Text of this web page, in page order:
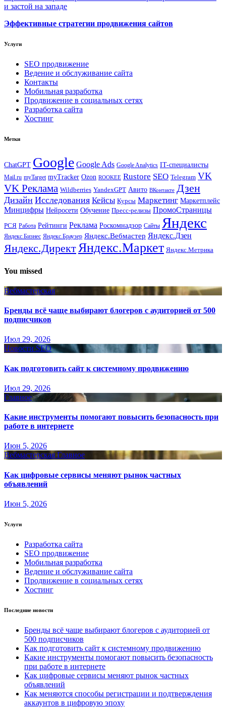
и застой на западе
Эффективные стратегии продвижения сайтов
Услуги
SEO продвижение
Ведение и обслуживание сайта
Контакты
Мобильная разработка
Продвижение в социальных сетях
Разработка сайта
Хостинг
Метки
ChatGPT Google Google Ads Google Analytics IT-специалисты
Mail.ru myTarget myTracker Ozon ROOKEE Rustore SEO Telegram VK
VK Реклама Wildberries YandexGPT Авито ВКонтакте Дзен
Дизайн Исследования Кейсы Курсы Маркетинг Маркетплейс
Минцифры Нейросети Обучение Пресс-релизы ПромоСтраницы
РСЯ Работа Рейтинги Реклама Роскомнадзор Сайты Яндекс
Яндекс.Бизнес Яндекс.Браузер Яндекс.Вебмастер Яндекс.Дзен
Яндекс.ДиректЯндекс.Маркет Яндекс.Метрика
You missed
Вебмастерская
Бренды всё чаще выбирают блогеров с аудиторией от 500
подписчиков
Июл 29, 2026
Новости SEO
Как подготовить сайт к системному продвижению
Июл 29, 2026
Главное
Какие инструменты помогают повысить безопасность при
работе в интернете
Июн 5, 2026
Вебмастерская Главное
Как цифровые сервисы меняют рынок частных
объявлений
Июн 5, 2026
Услуги
Разработка сайта
SEO продвижение
Мобильная разработка
Ведение и обслуживание сайта
Продвижение в социальных сетях
Хостинг
Последние новости
Бренды всё чаще выбирают блогеров с аудиторией от
500 подписчиков
Как подготовить сайт к системному продвижению
Какие инструменты помогают повысить безопасность
при работе в интернете
Как цифровые сервисы меняют рынок частных
объявлений
Как меняются способы регистрации и подтверждения
аккаунтов в цифровую эпоху